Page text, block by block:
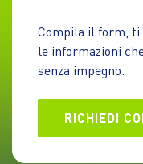
Compila il form,
le informazioni
senza impegno.
RICHIEDI